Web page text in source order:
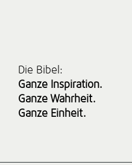
Die Bibel:
Ganze Inspiration.
Ganze Wahrheit.
Ganze Einheit.